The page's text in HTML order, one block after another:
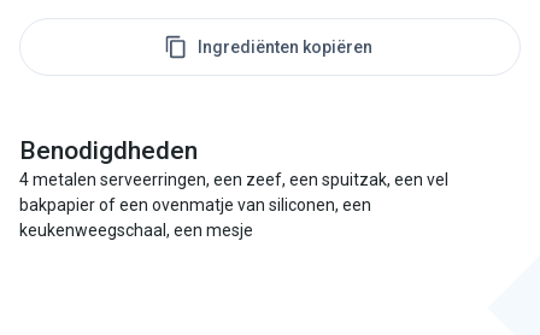
Ingrediënten kopiëren
Benodigdheden
4 metalen serveerringen, een zeef, een spuitzak, een vel
bakpapier of een ovenmatje van siliconen, een
keukenweegschaal, een mesje